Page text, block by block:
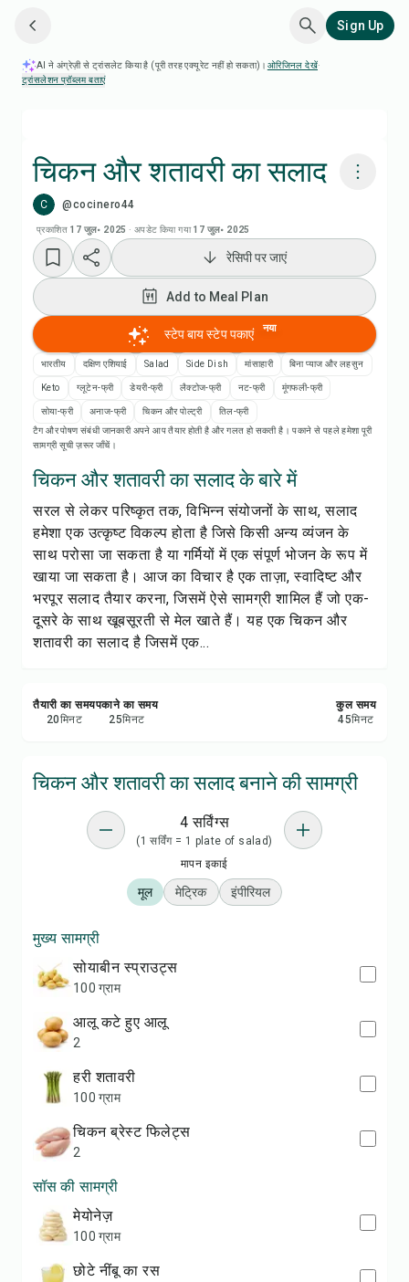
Sign Up
AI ने अंग्रेज़ी से ट्रांसलेट किया है (पूरी तरह एक्यूरेट नहीं हो सकता)। ओरिजिनल देखें·
ट्रांसलेशन प्रॉब्लम बताएं
चिकन और शतावरी का सलाद
C @cocinero44
प्रकाशित 17 जुल॰ 2025 ·अपडेट किया गया 17 जुल॰ 2025
Add to Meal Plan
Add to Shopping List
रेसिपी नोट्स
रेसिपी प्रिंट करें
शेयर करें
रिपोर्ट करें
रेसिपी पर जाएं
Add to Meal Plan
स्टेप बाय स्टेप पकाएं नया
भारतीय दक्षिण एशियाई Salad Side Dish मांसाहारी बिना प्याज और लहसुन
Keto ग्लूटेन-फ्री डेयरी-फ्री लैक्टोज-फ्री नट-फ्री मूंगफली-फ्री
सोया-फ्री अनाज-फ्री चिकन और पोल्ट्री
तिल-फ्री
टैग और पोषण संबंधी जानकारी अपने आप तैयार होती है और गलत हो सकती है। पकाने से पहले हमेशा पूरी
सामग्री सूची ज़रूर जाँचें।
चिकन और शतावरी का सलाद के बारे में
सरल से लेकर परिष्कृत तक, विभिन्न संयोजनों के साथ, सलाद
हमेशा एक उत्कृष्ट विकल्प होता है जिसे किसी अन्य व्यंजन के
साथ परोसा जा सकता है या गर्मियों में एक संपूर्ण भोजन के रूप में
खाया जा सकता है। आज का विचार है एक ताज़ा, स्वादिष्ट और
भरपूर सलाद तैयार करना, जिसमें ऐसे सामग्री शामिल हैं जो एक-
दूसरे के साथ खूबसूरती से मेल खाते हैं। यह एक चिकन और
शतावरी का सलाद है जिसमें एक...
तैयारी का समय
20मिनट
पकाने का समय
25मिनट
कुल समय
45मिनट
चिकन और शतावरी का सलाद बनाने की सामग्री
4 सर्विंग्स
(1 सर्विंग = 1 plate of salad)
मापन इकाई
मूल मेट्रिक इंपीरियल
मुख्य सामग्री
सोयाबीन स्प्राउट्स
100 ग्राम
आलू कटे हुए आलू
2
हरी शतावरी
100 ग्राम
चिकन ब्रेस्ट फिलेट्स
2
सॉस की सामग्री
मेयोनेज़
100 ग्राम
छोटे नींबू का रस